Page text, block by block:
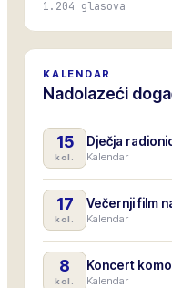
1.204 glasova
KALENDAR
Nadolazeći
15
kol.
Dječja
Kalendar
17
kol.
Večernji film
Kalendar
8
kol.
Koncert
Kalendar